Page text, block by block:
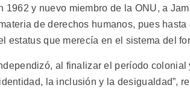
1962 y nuevo miembro de la ONU, a
de derechos humanos, pues
estatus que merecía en el sistema del
al finalizar el período
la inclusión y la desigualdad”,